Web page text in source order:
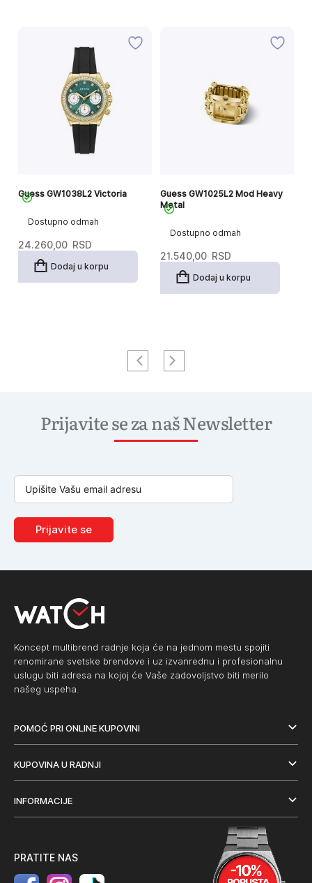
Dostupno odmah
Guess GW1038L2 Victoria
24.260,00 RSD
Dodaj u korpu
Dostupno odmah
Guess GW1025L2 Mod Heavy
Metal
21.540,00 RSD
Dodaj u korpu
Prijavite se za naš Newsletter
Prijavite se
Koncept multibrend radnje koja će na jednom mestu spojiti
renomirane svetske brendove i uz izvanrednu i profesionalnu
uslugu biti adresa na kojoj će Vaše zadovoljstvo biti merilo
našeg uspeha.
POMOĆ PRI ONLINE KUPOVINI
KUPOVINA U RADNJI
INFORMACIJE
PRATITE NAS